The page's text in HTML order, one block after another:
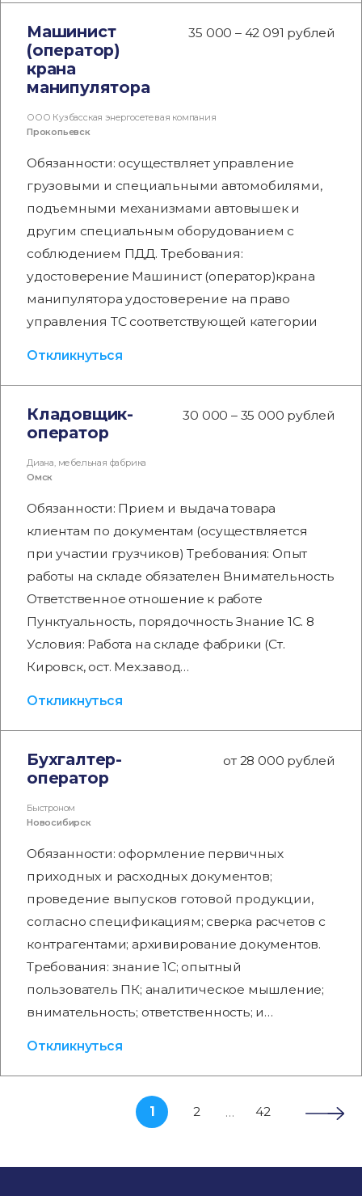
Машинист
(оператор)
крана
манипулятора
35 000 – 42 091 рублей
ООО Кузбасская энергосетевая компания
Прокопьевск
Обязанности: осуществляет управление
грузовыми и специальными автомобилями,
подъемными механизмами автовышек и
другим специальным оборудованием с
соблюдением ПДД. Требования:
удостоверение Машинист (оператор)крана
манипулятора удостоверение на право
управления ТС соответствующей категории
Откликнуться
Кладовщик-
оператор
30 000 – 35 000 рублей
Диана, мебельная фабрика
Омск
Обязанности: Прием и выдача товара
клиентам по документам (осуществляется
при участии грузчиков) Требования: Опыт
работы на складе обязателен Внимательность
Ответственное отношение к работе
Пунктуальность, порядочность Знание 1С. 8
Условия: Работа на складе фабрики (Ст.
Кировск, ост. Мех.завод…
Откликнуться
Бухгалтер-
оператор
от 28 000 рублей
Быстроном
Новосибирск
Обязанности: оформление первичных
приходных и расходных документов;
проведение выпусков готовой продукции,
согласно спецификациям; сверка расчетов с
контрагентами; архивирование документов.
Требования: знание 1С; опытный
пользователь ПК; аналитическое мышление;
внимательность; ответственность; и…
Откликнуться
1 2 … 42